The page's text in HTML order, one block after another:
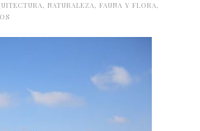
, NATURALEZA, FAUNA Y FLORA,